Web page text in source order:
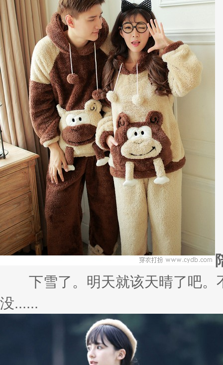
下雪了。明天就该天晴了吧。
没......